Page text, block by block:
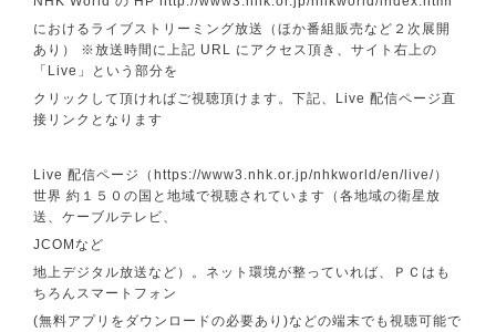
におけるライブストリーミング放送（ほか番組販売など２次展開
あり） ※放送時間に上記 URL にアクセス頂き、サイト右上の
「Live」という部分を
クリックして頂ければご視聴頂けます。下記、Live 配信ページ直
接リンクとなります
Live 配信ページ（ https://www3.nhk.or.jp/nhkworld/en/live/）
世界 約１５０の国と地域で視聴されています（各地域の衛星放
送、ケーブルテレビ、
JCOMなど
地上デジタル放送など）。ネット環境が整っていれば、ＰＣはも
ちろんスマートフォン
(無料アプリをダウンロードの必要あり)などの端末でも視聴可能で